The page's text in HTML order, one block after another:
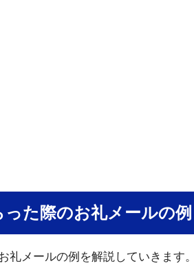
た際のお礼メールの例
メールの例を解説していきます。